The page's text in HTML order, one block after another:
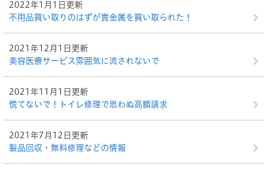
2022年1月1日更新
不用品買い取りのはずが貴金属を買い取られた！
2021年12月1日更新
美容医療サービス雰囲気に流されないで
2021年11月1日更新
慌てないで！トイレ修理で思わぬ高額請求
2021年7月12日更新
製品回収・無料修理などの情報